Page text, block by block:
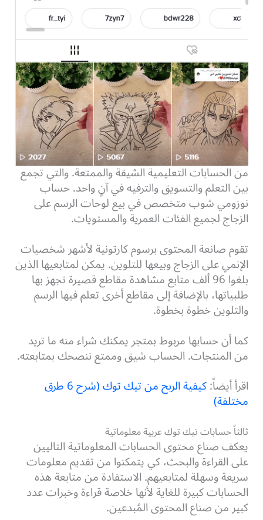
من الحسابات التعليمية الشيقة والممتعة. والتي تجمع
بين التعلم والتسويق والترفيه في آنٍ واحد. حساب
نوزومي شوب متخصص في بيع لوحات الرسم على
الزجاج لجميع الفئات العمرية والمستويات.
تقوم صانعة المحتوى برسوم كارتونية لأشهر شخصيات
الإنمي على الزجاج وبيعها للتلوين. يمكن لمتابعيها الذين
بلغوا 96 ألف متابع مشاهدة مقاطع قصيرة تجهز بها
طلبياتها، بالإضافة إلى مقاطع أخرى تعلم فيها الرسم
والتلوين خطوة بخطوة.
كما أن حسابها مربوط بمتجر يمكنك شراء منه ما تريد
من المنتجات. الحساب شيق وممتع ننصحك بمتابعته.
اقرأ أيضاً:
كيفية الربح من تيك توك (شرح 6 طرق
مختلفة)
ثالثاً حسابات تيك توك عربية معلوماتية
يعكف صناع محتوى الحسابات المعلوماتية التاليين
على القراءة والبحث، كي يتمكنوا من تقديم معلومات
سريعة وسهلة لمتابعيهم. الاستفادة من متابعة هذه
الحسابات كبيرة للغاية لأنها خلاصة قراءة وخبرات عدد
كبير من صناع المحتوى المُبدعين.